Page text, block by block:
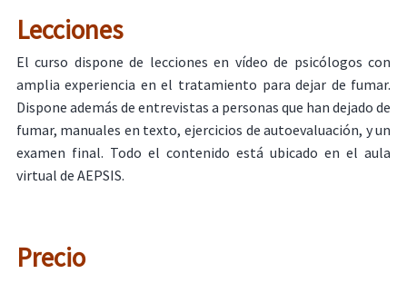
Lecciones
El curso dispone de lecciones en vídeo de psicólogos con
amplia experiencia en el tratamiento para dejar de fumar.
Dispone además de entrevistas a personas que han dejado de
fumar, manuales en texto, ejercicios de autoevaluación, y un
examen final. Todo el contenido está ubicado en el aula
virtual de AEPSIS.
Precio